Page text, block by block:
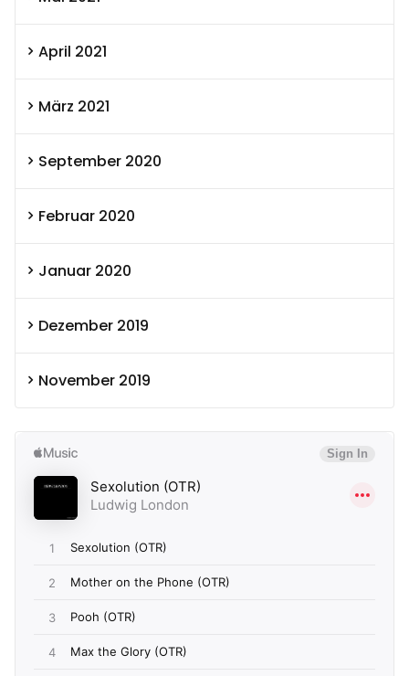
April 2021
März 2021
September 2020
Februar 2020
Januar 2020
Dezember 2019
November 2019